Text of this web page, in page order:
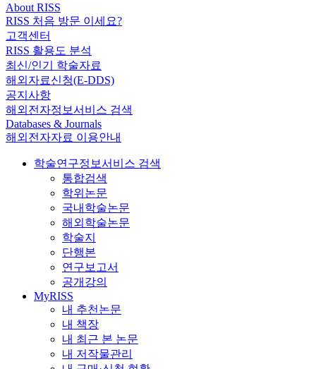
About RISS
RISS 처음 방문 이세요?
고객센터
RISS 활용도 분석
최신/인기 학술자료
해외자료신청(E-DDS)
공지사항
해외전자정보서비스 검색
Databases & Journals
해외전자자료 이용안내
학술연구정보서비스 검색
통합검색
학위논문
국내학술논문
해외학술논문
학술지
단행본
연구보고서
공개강의
MyRISS
내 추천논문
내 책장
내 최근 본 논문
내 저작물관리